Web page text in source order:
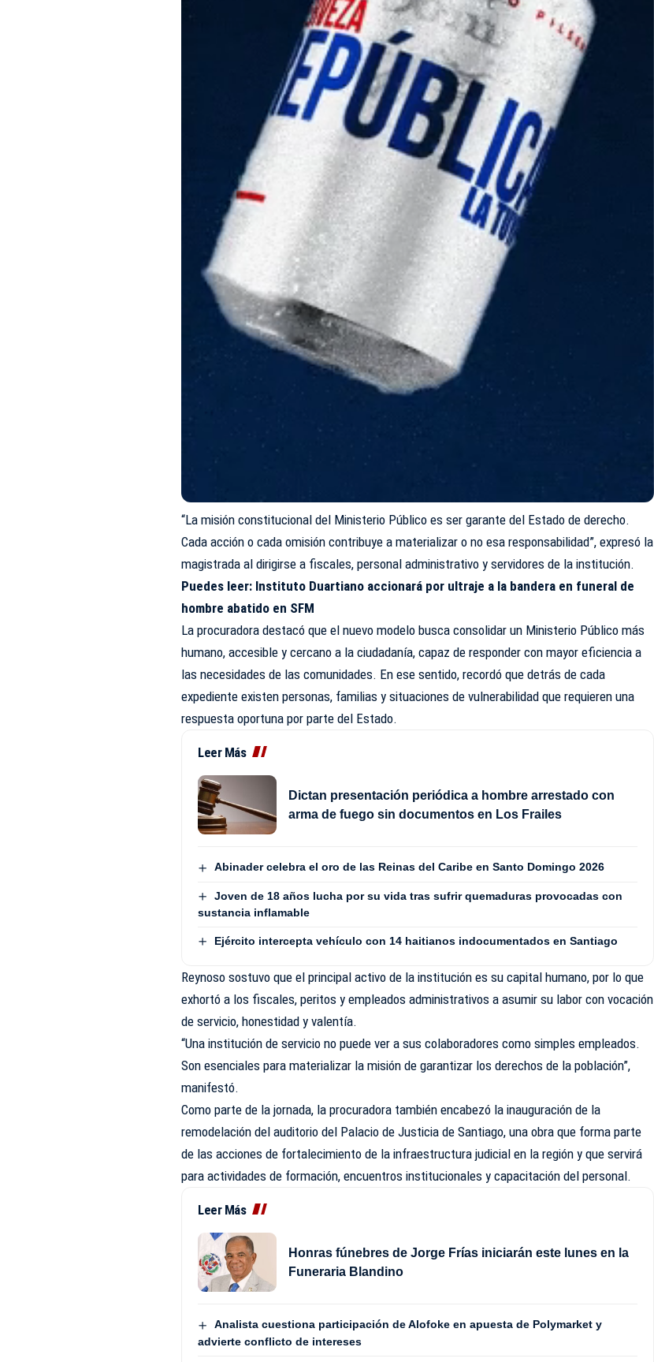
“La misión constitucional del Ministerio Público es ser garante del Estado de derecho.
Cada acción o cada omisión contribuye a materializar o no esa responsabilidad”, expresó la
magistrada al dirigirse a fiscales, personal administrativo y servidores de la institución.
Puedes leer: Instituto Duartiano accionará por ultraje a la bandera en funeral de
hombre abatido en SFM
La procuradora destacó que el nuevo modelo busca consolidar un Ministerio Público más
humano, accesible y cercano a la ciudadanía, capaz de responder con mayor eficiencia a
las necesidades de las comunidades. En ese sentido, recordó que detrás de cada
expediente existen personas, familias y situaciones de vulnerabilidad que requieren una
respuesta oportuna por parte del Estado.
Leer Más
Dictan presentación periódica a hombre arrestado con
arma de fuego sin documentos en Los Frailes
Abinader celebra el oro de las Reinas del Caribe en Santo Domingo 2026
Joven de 18 años lucha por su vida tras sufrir quemaduras provocadas con
sustancia inflamable
Ejército intercepta vehículo con 14 haitianos indocumentados en Santiago
Reynoso sostuvo que el principal activo de la institución es su capital humano, por lo que
exhortó a los fiscales, peritos y empleados administrativos a asumir su labor con vocación
de servicio, honestidad y valentía.
“Una institución de servicio no puede ver a sus colaboradores como simples empleados.
Son esenciales para materializar la misión de garantizar los derechos de la población”,
manifestó.
Como parte de la jornada, la procuradora también encabezó la inauguración de la
remodelación del auditorio del Palacio de Justicia de Santiago, una obra que forma parte
de las acciones de fortalecimiento de la infraestructura judicial en la región y que servirá
para actividades de formación, encuentros institucionales y capacitación del personal.
Leer Más
Honras fúnebres de Jorge Frías iniciarán este lunes en la
Funeraria Blandino
Analista cuestiona participación de Alofoke en apuesta de Polymarket y
advierte conflicto de intereses